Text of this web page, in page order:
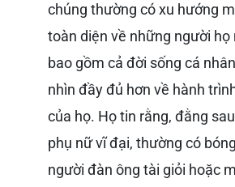
chúng thường có xu hướng
toàn diện về những người họ
bao gồm cả đời sống cá
nhìn đầy đủ hơn về hành
của họ. Họ tin rằng, đằng
phụ nữ vĩ đại, thường có
người đàn ông tài giỏi hoặc